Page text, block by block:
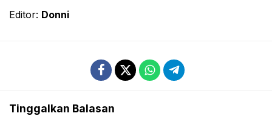
Editor: Donni
Tinggalkan Balasan